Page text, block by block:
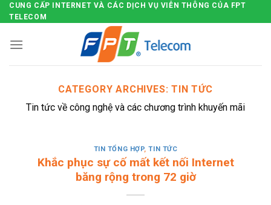
Skip
to
content
CUNG CẤP INTERNET VÀ CÁC DỊCH VỤ VIỄN THÔNG CỦA FPT
TELECOM
CATEGORY ARCHIVES:TIN TỨC
Tin tức về công nghệ và các chương trình khuyến mãi
TIN TỔNG HỢP,TIN TỨC
Khắc phục sự cố mất kết nối Internet
băng rộng trong 72 giờ